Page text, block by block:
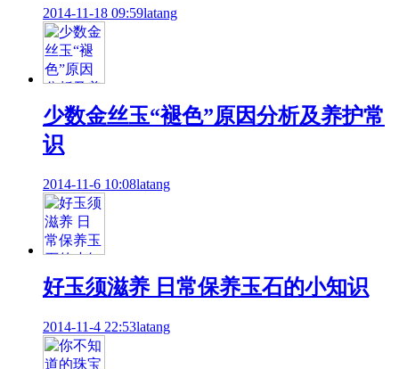
2014-11-18 09:59latang
少数金丝玉“褪色”原因分析及养护常
识
2014-11-6 10:08latang
好玉须滋养 日常保养玉石的小知识
2014-11-4 22:53latang